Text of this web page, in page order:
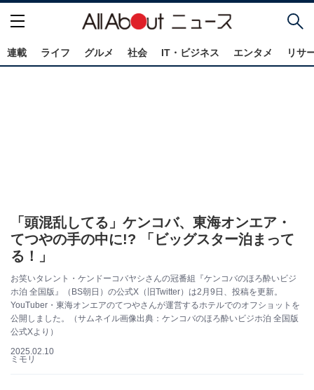
連載 ライフ グルメ 社会 IT・ビジネス エンタメ リサ
「頭混乱してる」ケンコバ、東海オンエア・
てつやの手の中に!? 「ビッグスター泊まって
る！」
お笑いタレント・ケンドーコバヤシさんの冠番組『ケンコバのほろ酔いビジ
ホ泊 全国版』（BS朝日）の公式X（旧Twitter）は2月9日、投稿を更新。
YouTuber・東海オンエアのてつやさんが運営するホテルでのオフショットを
公開しました。（サムネイル画像出典：ケンコバのほろ酔いビジホ泊 全国版
公式Xより）
2025.02.10
ミモリ